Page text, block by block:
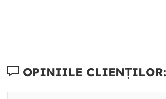
OPINIILE CLIENȚILOR: